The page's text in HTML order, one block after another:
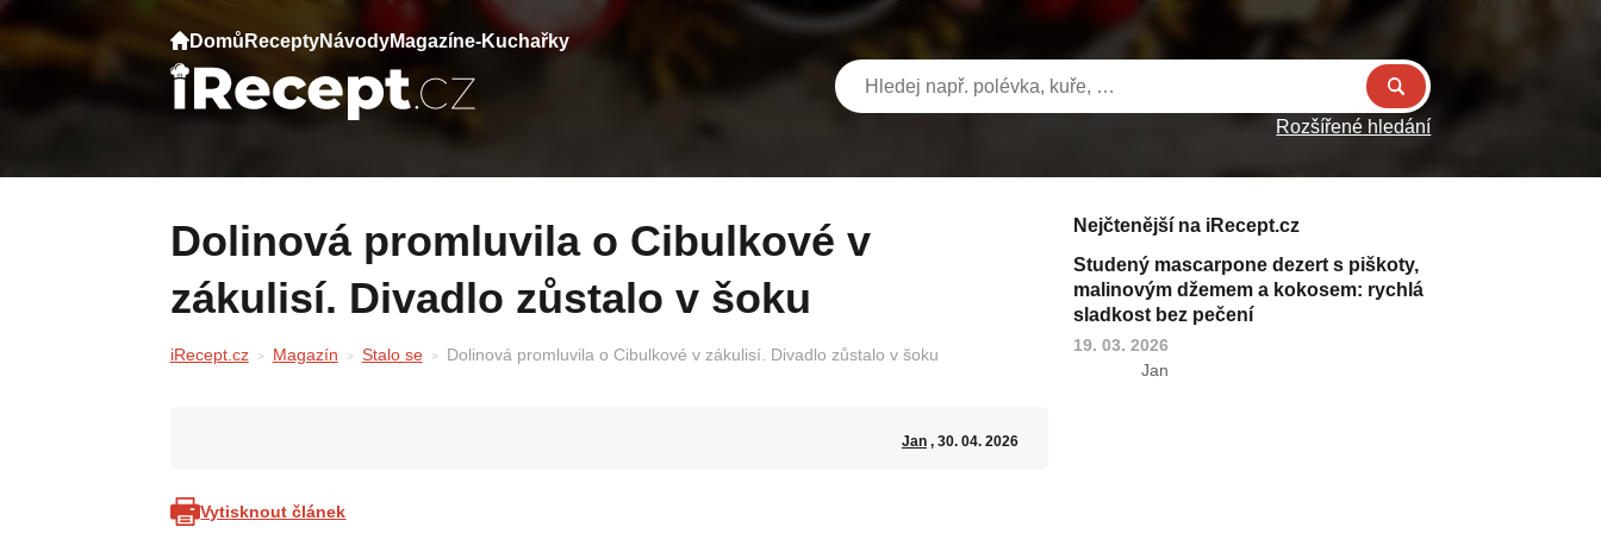
Domů ReceptyNávodyMagazíne-Kuchařky
Rozšířené hledání
Dolinová promluvila o Cibulkové v
zákulisí. Divadlo zůstalo v šoku
iRecept.cz Magazín Stalo se Dolinová promluvila o Cibulkové v zákulisí. Divadlo zůstalo v šoku
Jan, 30. 04. 2026
Vytisknout článek
Nejčtenější na iRecept.cz
Studený mascarpone dezert s piškoty,
malinovým džemem a kokosem: rychlá
sladkost bez pečení
19. 03. 2026
Jan